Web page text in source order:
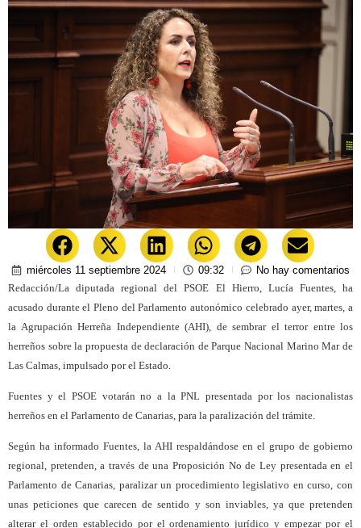
miércoles 11 septiembre 2024 09:32
No hay comentarios
Redacción/La diputada regional del PSOE El Hierro, Lucía Fuentes, ha
acusado durante el Pleno del Parlamento autonómico celebrado ayer, martes, a
la Agrupación Herreña Independiente (AHI), de sembrar el terror entre los
herreños sobre la propuesta de declaración de Parque Nacional Marino Mar de
Las Calmas, impulsado por el Estado.
Fuentes y el PSOE votarán no a la PNL presentada por los nacionalistas
herreños en el Parlamento de Canarias, para la paralización del trámite.
Según ha informado Fuentes, la AHI respaldándose en el grupo de gobierno
regional, pretenden, a través de una Proposición No de Ley presentada en el
Parlamento de Canarias, paralizar un procedimiento legislativo en curso, con
unas peticiones que carecen de sentido y son inviables, ya que pretenden
alterar el orden establecido por el ordenamiento jurídico y empezar por el